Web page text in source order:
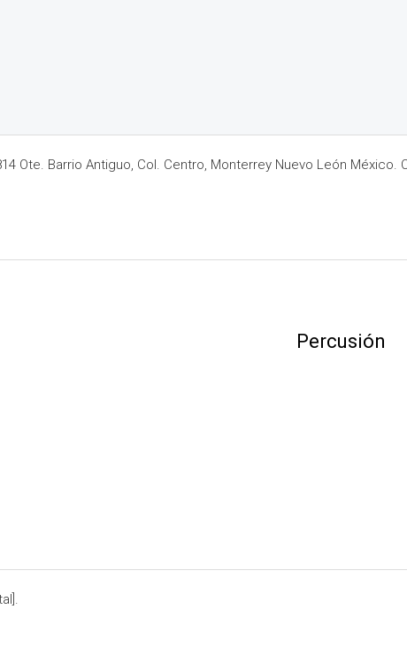
Ote. Barrio Antiguo, Col. Centro, Monterrey Nuevo León México.
Percusión